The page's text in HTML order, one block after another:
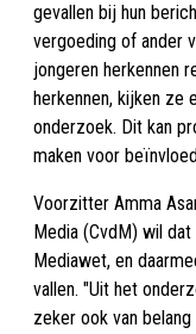
gevallen bij hun
vergoeding of ander
jongeren herkennen
herkennen, kijken ze
onderzoek. Dit kan
maken voor
Voorzitter Amma
Media (CvdM) wil
Mediawet, en
vallen. "Uit het
zeker ook van